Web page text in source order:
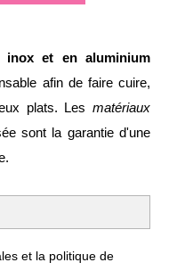
inox et en aluminium
afin de faire cuire,
plats. Les matériaux
sont la garantie d'une
et la politique de